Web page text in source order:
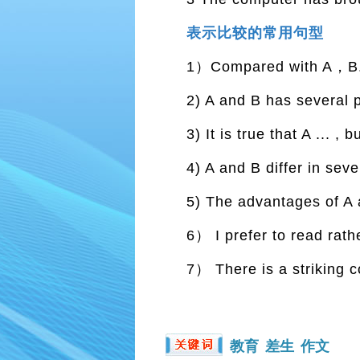
表示比较的常用句型
1）Compared with A，
2) A and B has several
3) It is true that A ... ,
4) A and B differ in
5) The advantages of
6） I prefer to read
7） There is a striking
教育 差生 作文